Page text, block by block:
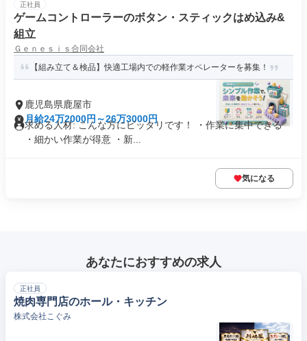
正社員
ゲームコントローラーのボタン・スティックはめ込み&
組立
Ｇｅｎｅｓｉｓ合同会社
【組み立て＆検品】快適工場内での軽作業オペレーターを募集！
鹿児島県鹿屋市
月給24万2000円～26万3000円
求める人材: こんな方にピッタリです！ ・作業に集中できる
・細かい作業が得意 ・新...
気になる
あなたにおすすめの求人
正社員
焼肉専門店のホール・キッチン
株式会社こぐみ